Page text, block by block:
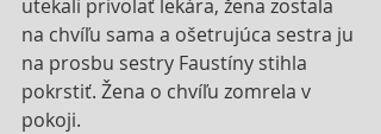
utekali privolať lekára, žena zostala
na chvíľu sama a ošetrujúca sestra ju
na prosbu sestry Faustíny stihla
pokrstiť. Žena o chvíľu zomrela v
pokoji.